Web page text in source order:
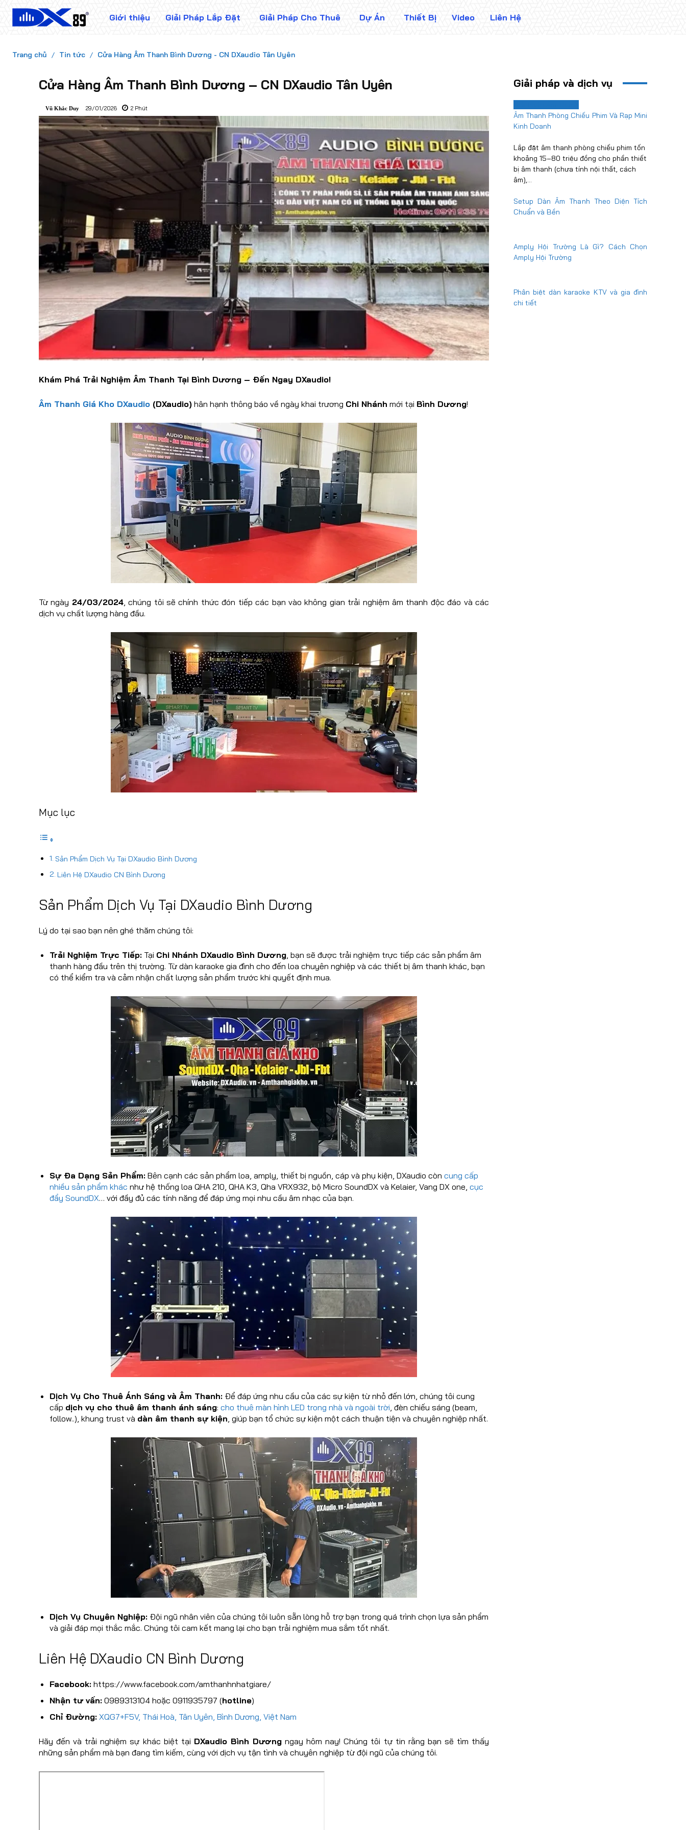
Giới thiệu Giải Pháp Lắp Đặt Giải Pháp Cho Thuê Dự Án Thiết Bị Video Liên Hệ
Trang chủ Tin tức Cửa Hàng Âm Thanh Bình Dương - CN DXaudio Tân Uyên
Cửa Hàng Âm Thanh Bình Dương – CN DXaudio Tân Uyên
Vũ Khắc Duy 29/01/2026 2 Phút
Khám Phá Trải Nghiệm Âm Thanh Tại Bình Dương – Đến Ngay DXaudio!
Âm Thanh Giá Kho DXaudio (DXaudio) hân hạnh thông báo về ngày khai trương Chi Nhánh mới tại Bình Dương!
Từ ngày 24/03/2024, chúng tôi sẽ chính thức đón tiếp các bạn vào không gian trải nghiệm âm thanh độc đáo và các
dịch vụ chất lượng hàng đầu.
Mục lục
Sản Phẩm Dịch Vụ Tại DXaudio Bình Dương
Liên Hệ DXaudio CN Bình Dương
Sản Phẩm Dịch Vụ Tại DXaudio Bình Dương
Lý do tại sao bạn nên ghé thăm chúng tôi:
Trải Nghiệm Trực Tiếp: Tại Chi Nhánh DXaudio Bình Dương, bạn sẽ được trải nghiệm trực tiếp các sản phẩm âm
thanh hàng đầu trên thị trường. Từ dàn karaoke gia đình cho đến loa chuyên nghiệp và các thiết bị âm thanh khác, bạn
có thể kiểm tra và cảm nhận chất lượng sản phẩm trước khi quyết định mua.
Sự Đa Dạng Sản Phẩm: Bên cạnh các sản phẩm loa, amply, thiết bị nguồn, cáp và phụ kiện, DXaudio còn cung cấp
nhiều sản phẩm khác như hệ thống loa QHA 210, QHA K3, Qha VRX932, bộ Micro SoundDX và Kelaier, Vang DX one, cục
đẩy SoundDX… với đầy đủ các tính năng để đáp ứng mọi nhu cầu âm nhạc của bạn.
Dịch Vụ Cho Thuê Ánh Sáng và Âm Thanh: Để đáp ứng nhu cầu của các sự kiện từ nhỏ đến lớn, chúng tôi cung
cấp dịch vụ cho thuê âm thanh ánh sáng: cho thuê màn hình LED trong nhà và ngoài trời, đèn chiếu sáng (beam,
follow..), khung trust và dàn âm thanh sự kiện, giúp bạn tổ chức sự kiện một cách thuận tiện và chuyên nghiệp nhất.
Dịch Vụ Chuyên Nghiệp: Đội ngũ nhân viên của chúng tôi luôn sẵn lòng hỗ trợ bạn trong quá trình chọn lựa sản phẩm
và giải đáp mọi thắc mắc. Chúng tôi cam kết mang lại cho bạn trải nghiệm mua sắm tốt nhất.
Liên Hệ DXaudio CN Bình Dương
Facebook: https://www.facebook.com/amthanhnhatgiare/
Nhận tư vấn: 0989313104 hoặc 0911935797 (hotline)
Chỉ Đường: XQG7+F5V, Thái Hoà, Tân Uyên, Bình Dương, Việt Nam
Hãy đến và trải nghiệm sự khác biệt tại DXaudio Bình Dươngngay hôm nay! Chúng tôi tự tin rằng bạn sẽ tìm thấy
những sản phẩm mà bạn đang tìm kiếm, cùng với dịch vụ tận tình và chuyên nghiệp từ đội ngũ của chúng tôi.
Giải pháp và dịch vụ
Âm Thanh Phòng Chiếu Phim Và Rạp Mini
Kinh Doanh
Lắp đặt âm thanh phòng chiếu phim tốn
khoảng 15–80 triệu đồng cho phần thiết
bị âm thanh (chưa tính nội thất, cách
âm),...
Setup Dàn Âm Thanh Theo Diện Tích
Chuẩn và Bền
Amply Hội Trường Là Gì? Cách Chọn
Amply Hội Trường
Phân biệt dàn karaoke KTV và gia đình
chi tiết